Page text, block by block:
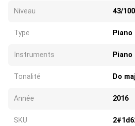
Niveau 43/100
Type Piano
Instruments Piano
Tonalité Do
Année 2016
SKU